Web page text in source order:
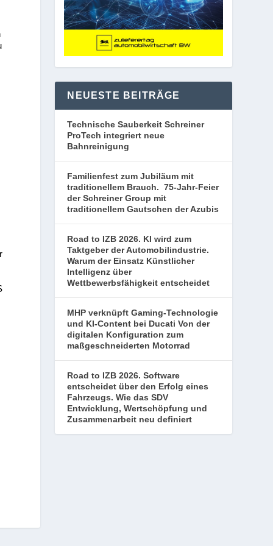
NEUESTE BEITRÄGE
Technische Sauberkeit Schreiner
ProTech integriert neue
Bahnreinigung
Familienfest zum Jubiläum mit
traditionellem Brauch. 75-Jahr-Feier
der Schreiner Group mit
traditionellem Gautschen der Azubis
Road to IZB 2026. KI wird zum
Taktgeber der Automobilindustrie.
Warum der Einsatz Künstlicher
Intelligenz über
Wettbewerbsfähigkeit entscheidet
MHP verknüpft Gaming-Technologie
und KI-Content bei Ducati Von der
digitalen Konfiguration zum
maßgeschneiderten Motorrad
Road to IZB 2026. Software
entscheidet über den Erfolg eines
Fahrzeugs. Wie das SDV
Entwicklung, Wertschöpfung und
Zusammenarbeit neu definiert